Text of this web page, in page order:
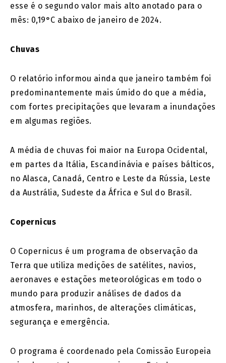
esse é o segundo valor mais alto anotado para o
mês: 0,19°C abaixo de janeiro de 2024.
Chuvas
O relatório informou ainda que janeiro também foi
predominantemente mais úmido do que a média,
com fortes precipitações que levaram a inundações
em algumas regiões.
A média de chuvas foi maior na Europa Ocidental,
em partes da Itália, Escandinávia e países bálticos,
no Alasca, Canadá, Centro e Leste da Rússia, Leste
da Austrália, Sudeste da África e Sul do Brasil.
Copernicus
O Copernicus é um programa de observação da
Terra que utiliza medições de satélites, navios,
aeronaves e estações meteorológicas em todo o
mundo para produzir análises de dados da
atmosfera, marinhos, de alterações climáticas,
segurança e emergência.
O programa é coordenado pela Comissão Europeia